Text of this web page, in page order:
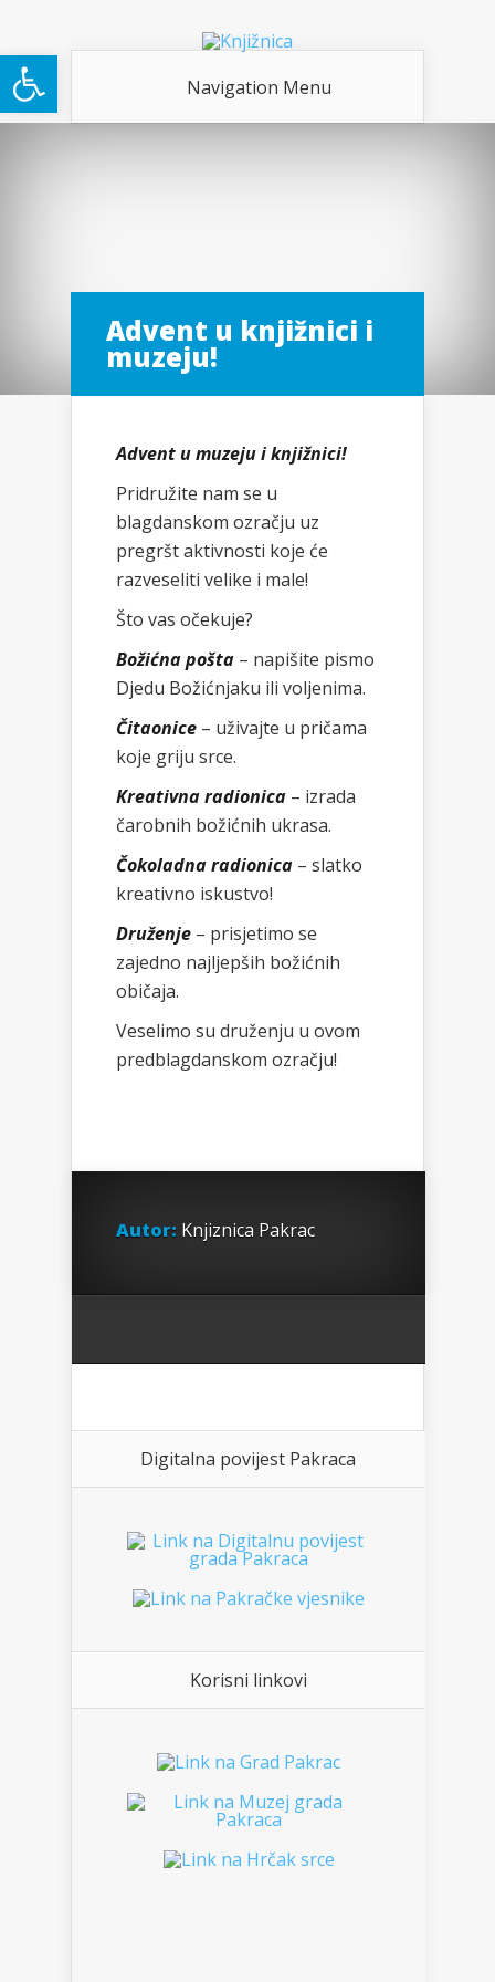
Open toolbar Navigation Menu
Advent u knjižnici i
muzeju!
Advent u muzeju i knjižnici!
Pridružite nam se u
blagdanskom ozračju uz
pregršt aktivnosti koje će
razveseliti velike i male!
Što vas očekuje?
Božićna pošta – napišite pismo
Djedu Božićnjaku ili voljenima.
Čitaonice – uživajte u pričama
koje griju srce.
Kreativna radionica – izrada
čarobnih božićnih ukrasa.
Čokoladna radionica – slatko
kreativno iskustvo!
Druženje – prisjetimo se
zajedno najljepših božićnih
običaja.
Veselimo su druženju u ovom
predblagdanskom ozračju!
Autor: Knjiznica Pakrac
Digitalna povijest Pakraca
Korisni linkovi